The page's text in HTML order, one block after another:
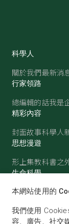
科學人
關於我們最新消
行家領路
總編輯的話我是
精彩內容
封面故事科學人
思想漫遊
形上集教科書之
生命科學
醫學古生物心理
物理 化學地球科
本網站使用的
我們使用
容、廣告、社交